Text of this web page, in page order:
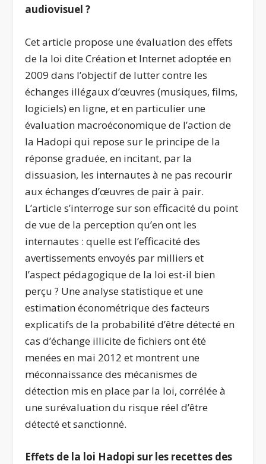
audiovisuel ?
Cet article propose une évaluation des effets
de la loi dite Création et Internet adoptée en
2009 dans l’objectif de lutter contre les
échanges illégaux d’œuvres (musiques, films,
logiciels) en ligne, et en particulier une
évaluation macroéconomique de l’action de
la Hadopi qui repose sur le principe de la
réponse graduée, en incitant, par la
dissuasion, les internautes à ne pas recourir
aux échanges d’œuvres de pair à pair.
L’article s’interroge sur son efficacité du point
de vue de la perception qu’en ont les
internautes : quelle est l’efficacité des
avertissements envoyés par milliers et
l’aspect pédagogique de la loi est-il bien
perçu ? Une analyse statistique et une
estimation économétrique des facteurs
explicatifs de la probabilité d’être détecté en
cas d’échange illicite de fichiers ont été
menées en mai 2012 et montrent une
méconnaissance des mécanismes de
détection mis en place par la loi, corrélée à
une surévaluation du risque réel d’être
détecté et sanctionné.
Effets de la loi Hadopi sur les recettes des